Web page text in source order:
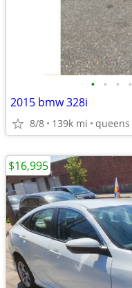
• • • •
2015 bmw 328i
8/8 139k mi queens
$16,995